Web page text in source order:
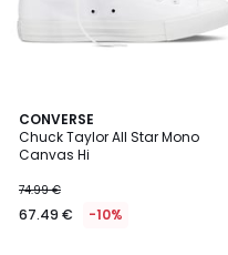
CONVERSE
Chuck Taylor All Star Mono
Canvas Hi
74.99 €
67.49 € -10%
4,6
/ 5